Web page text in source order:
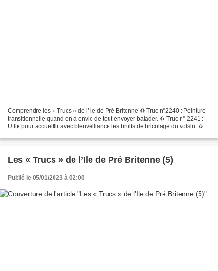
Comprendre les « Trucs » de l’Ile de Pré Britenne ♻ Truc n°2240 : Peinture
transitionnelle quand on a envie de tout envoyer balader. ♻ Truc n° 2241 :
Utile pour accueillir avec bienveillance les bruits de bricolage du voisin. ♻
Les « Trucs » de l’Ile de Pré Britenne (5)
Publié le 05/01/2023 à 02:00